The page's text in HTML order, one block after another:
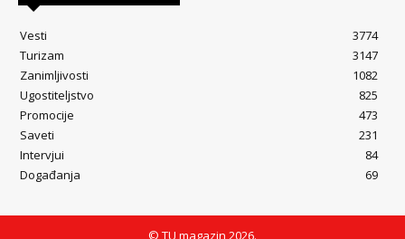
Vesti
3774
Turizam
3147
Zanimljivosti
1082
Ugostiteljstvo
825
Promocije
473
Saveti
231
Intervjui
84
Događanja
69